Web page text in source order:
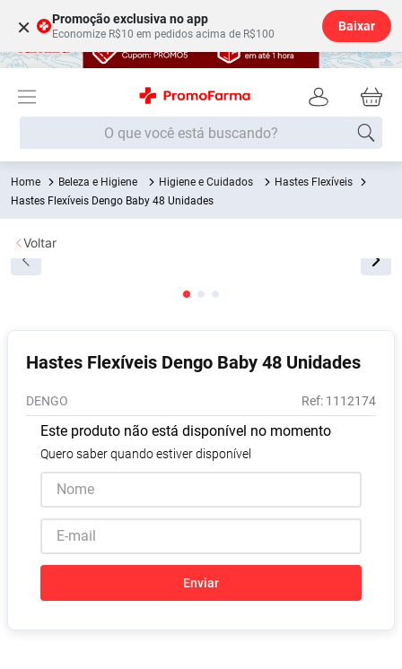
× Promoção exclusiva no app
Economize R$10 em pedidos acima de R$100
Baixar
O que você está buscando?
Beleza e Higiene Higiene e Cuidados
Hastes Flexíveis
Hastes Flexíveis Dengo Baby 48 Unidades
Hastes Flexíveis Dengo Baby 48 Unidades
DENGO : 1112174
Este produto não está disponível no momento
Quero saber quando estiver disponível
Enviar
Voltar
Termos mais buscados
1º Fralda
2
6º Desodorante
7º
8 Pampers Confort Sec
9º Vitamina D
10 º